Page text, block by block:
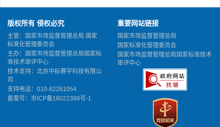
版权所有 侵权必究
主管：国家市场监督管理总局 国家
标准化管理委员会
主办：国家市场监督管理总局国家标
准技术审评中心
技术支持：北京中标赛宇科技有限公
司
支持电话：010-82261054
备案号： 京ICP备18022388号-1
重要网站链接
国家市场监督管理总局
国家标准化管理委员会
国家市场监督管理总局国家标准技术
审评中心